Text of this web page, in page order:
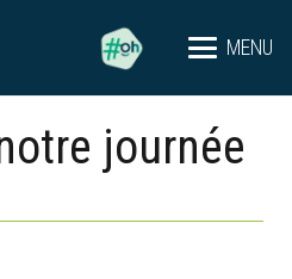
MENU
journée